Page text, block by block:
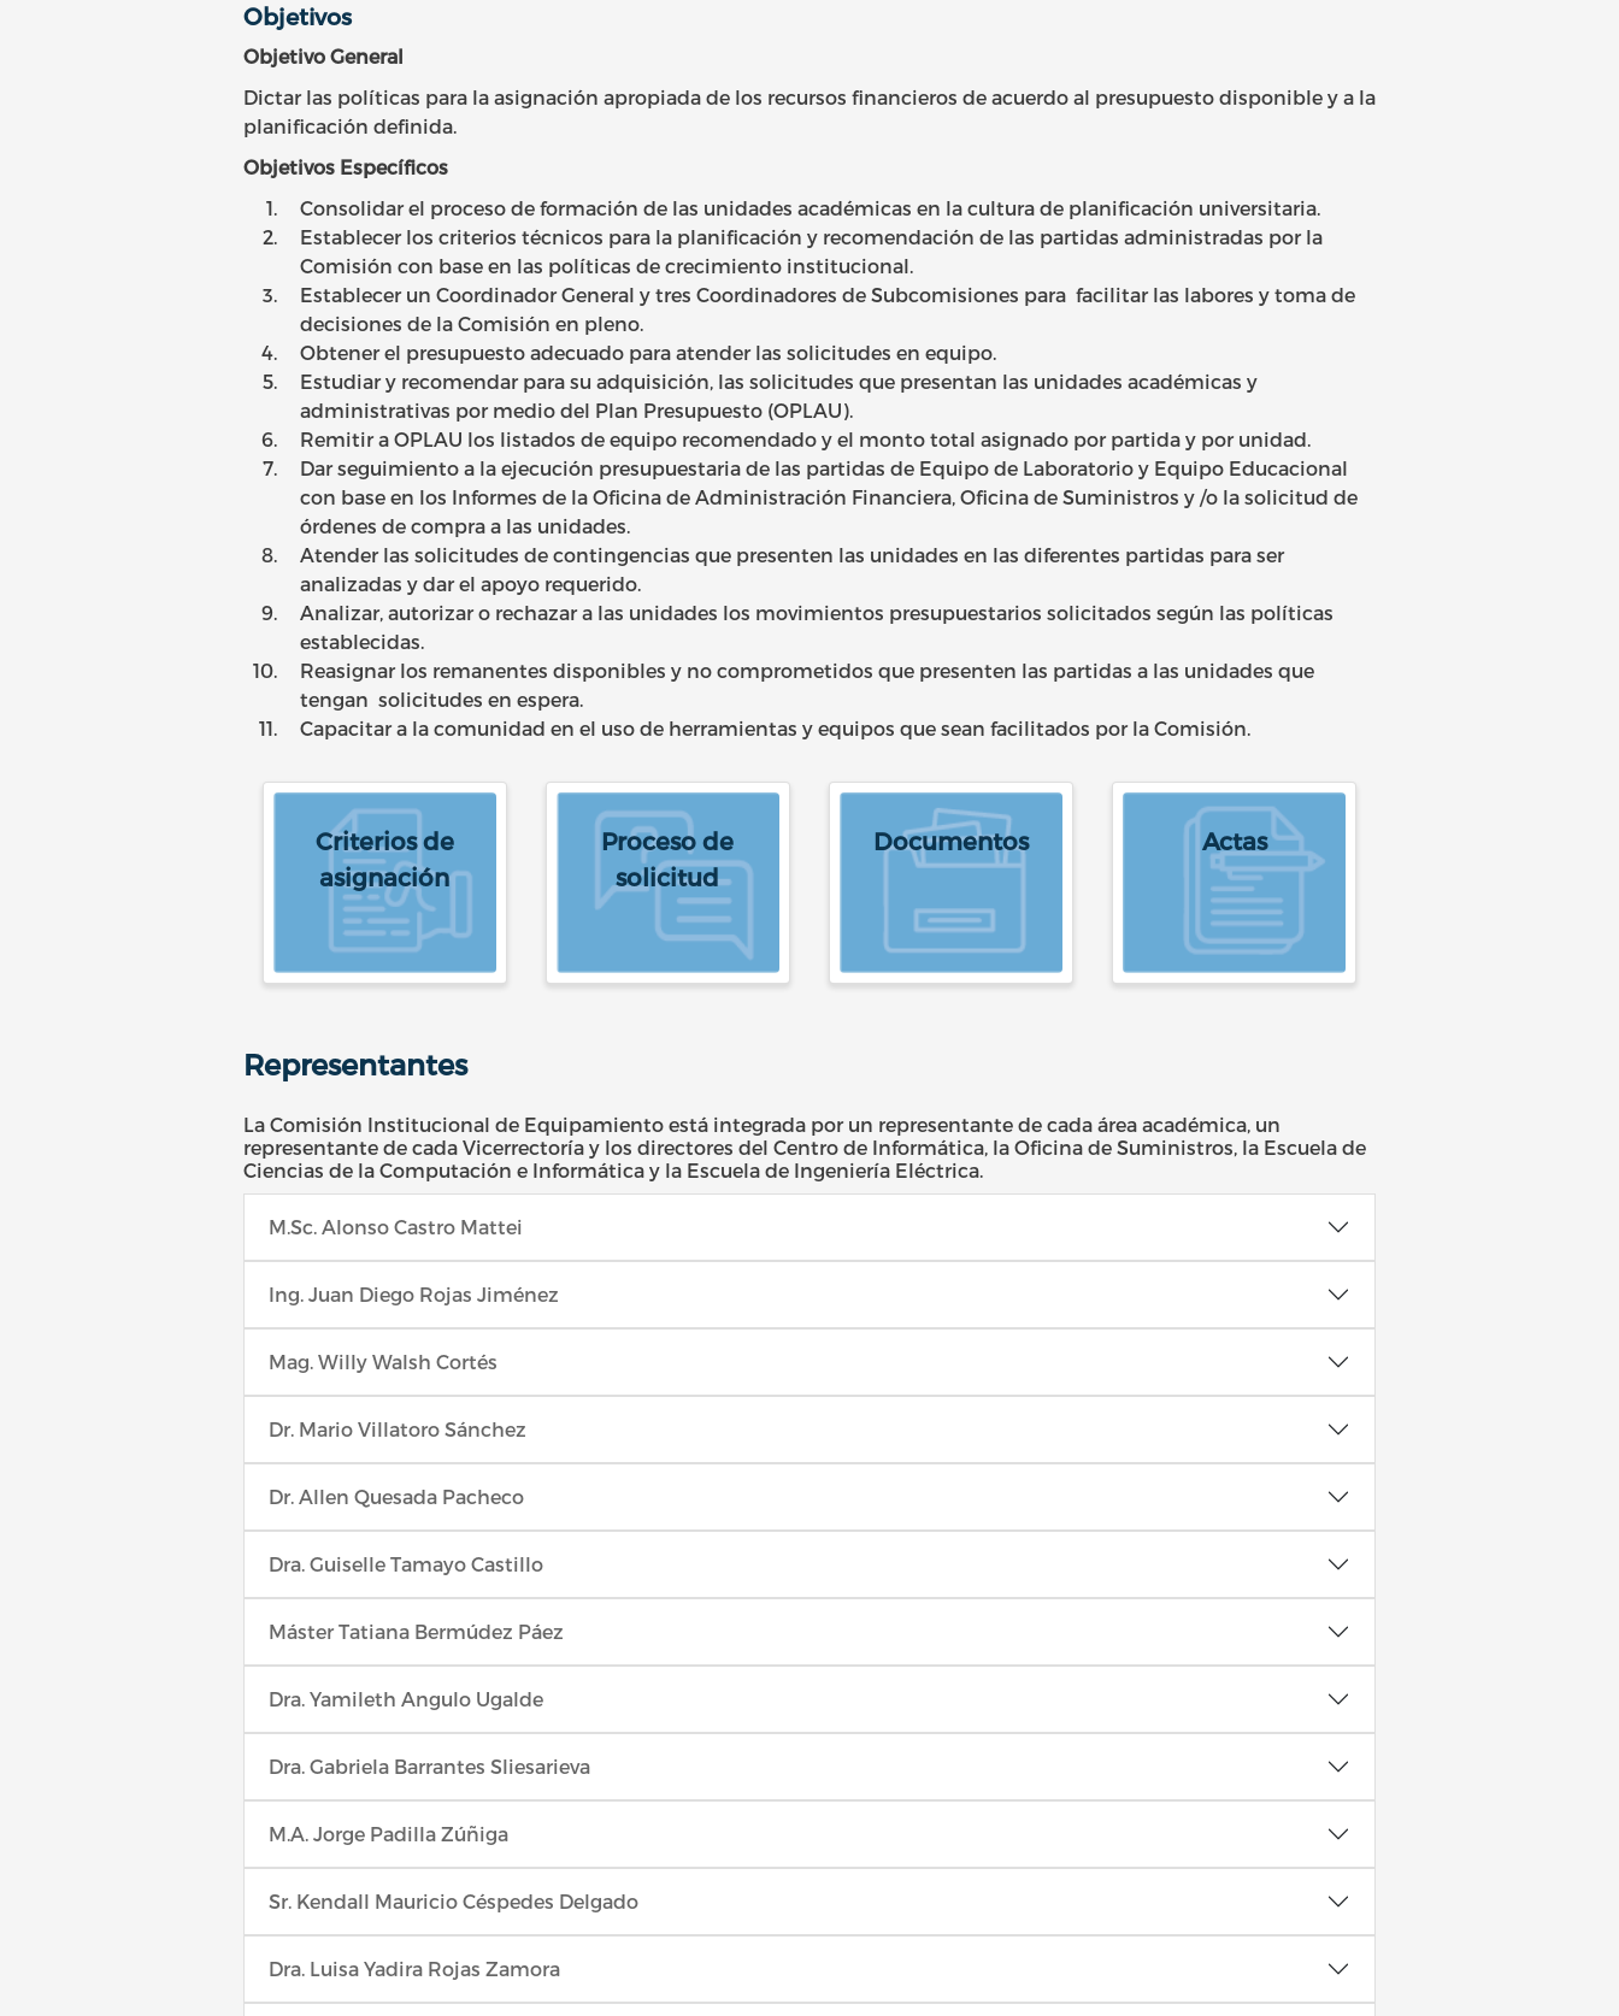
Objetivos
Objetivo General
Dictar las políticas para la asignación apropiada de los recursos financieros de acuerdo al presupuesto disponible y a la
planificación definida.
Objetivos Específicos
Consolidar el proceso de formación de las unidades académicas en la cultura de planificación universitaria.
Establecer los criterios técnicos para la planificación y recomendación de las partidas administradas por la
Comisión con base en las políticas de crecimiento institucional.
Establecer un Coordinador General y tres Coordinadores de Subcomisiones para facilitar las labores y toma de
decisiones de la Comisión en pleno.
Obtener el presupuesto adecuado para atender las solicitudes en equipo.
Estudiar y recomendar para su adquisición, las solicitudes que presentan las unidades académicas y
administrativas por medio del Plan Presupuesto (OPLAU).
Remitir a OPLAU los listados de equipo recomendado y el monto total asignado por partida y por unidad.
Dar seguimiento a la ejecución presupuestaria de las partidas de Equipo de Laboratorio y Equipo Educacional
con base en los Informes de la Oficina de Administración Financiera, Oficina de Suministros y /o la solicitud de
órdenes de compra a las unidades.
Atender las solicitudes de contingencias que presenten las unidades en las diferentes partidas para ser
analizadas y dar el apoyo requerido.
Analizar, autorizar o rechazar a las unidades los movimientos presupuestarios solicitados según las políticas
establecidas.
Reasignar los remanentes disponibles y no comprometidos que presenten las partidas a las unidades que
tengan solicitudes en espera.
Capacitar a la comunidad en el uso de herramientas y equipos que sean facilitados por la Comisión.
Criterios de
asignación
Proceso de
solicitud
Documentos Actas
Representantes
La Comisión Institucional de Equipamiento está integrada por un representante de cada área académica, un
representante de cada Vicerrectoría y los directores del Centro de Informática, la Oficina de Suministros, la Escuela de
Ciencias de la Computación e Informática y la Escuela de Ingeniería Eléctrica.
M.Sc. Alonso Castro Mattei
Ing. Juan Diego Rojas Jiménez
Mag. Willy Walsh Cortés
Dr. Mario Villatoro Sánchez
Dr. Allen Quesada Pacheco
Dra. Guiselle Tamayo Castillo
Máster Tatiana Bermúdez Páez
Dra. Yamileth Angulo Ugalde
Dra. Gabriela Barrantes Sliesarieva
M.A. Jorge Padilla Zúñiga
Sr. Kendall Mauricio Céspedes Delgado
Dra. Luisa Yadira Rojas Zamora